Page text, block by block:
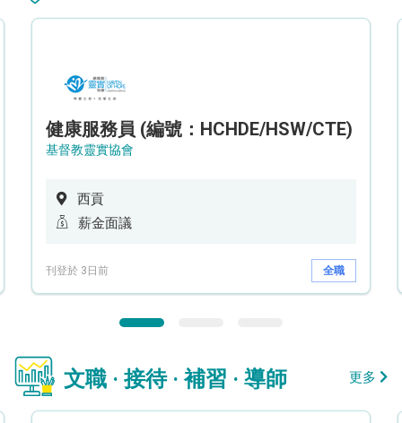
健康服務員 (編號：HCHDE/HSW/CTE)
基督教靈實協會
西貢
薪金面議
刊登於 3日前 全職
文職 · 接待 · 補習 · 導師 更多